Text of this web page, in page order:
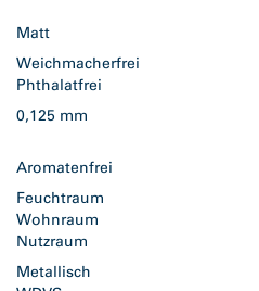
Matt
Weichmacherfrei
Phthalatfrei
0,125 mm
Aromatenfrei
Feuchtraum
Wohnraum
Nutzraum
Metallisch